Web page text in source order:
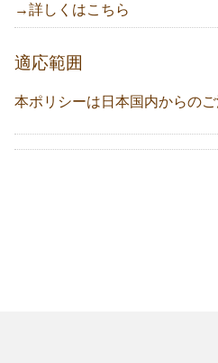
→詳しくはこちら
適応範囲
本ポリシーは日本国内からの